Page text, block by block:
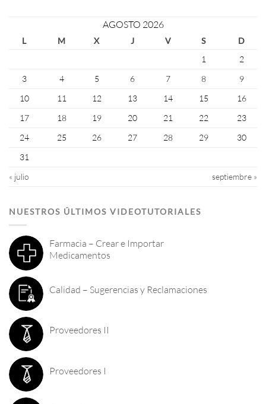
AGOSTO 2026
L M X J V S
D
1
2
3
4 5 6 7 8
9
10
11 12 13 14 15
16
17
18 19 20 21 22
23
24
25 26 27 28 29
30
31
« julio
septiembre »
NUESTROS ÚLTIMOS VIDEOTUTORIALES
Farmacia – Crear e Importar
Medicamentos
Calidad – Sugerencias y Reclamaciones
Proveedores II
Proveedores I